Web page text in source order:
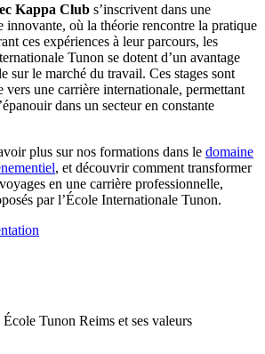
Kappa Club s’inscrivent dans une
innovante, où la théorie rencontre la pratique
ces expériences à leur parcours, les
Tunon se dotent d’un avantage
sur le marché du travail. Ces stages sont
vers une carrière internationale, permettant
dans un secteur en constante
plus sur nos formations dans le domaine
, et découvrir comment transformer
en une carrière professionnelle,
par l’École Internationale Tunon.
Tunon Reims et ses valeurs